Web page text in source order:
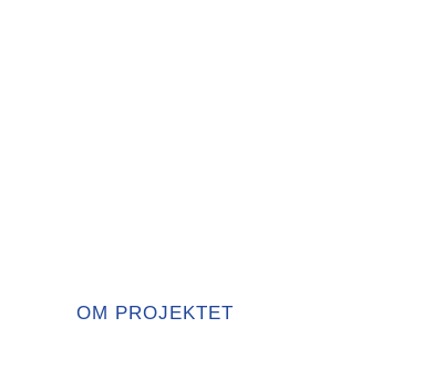
OM PROJEKTET